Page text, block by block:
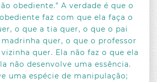
obediente.” A verdade é que o
faz com que ela faça o
o que a tia quer, o que o pai
quer, o que o professor
quer. Ela não faz o que ela
não desenvolve uma essência.
uma espécie de manipulação;